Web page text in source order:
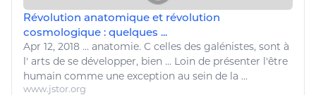
Révolution anatomique et révolution
cosmologique : quelques ...
Apr 12, 2018 ... anatomie. C celles des galénistes, sont à
l' arts de se développer, bien ... Loin de présenter l'être
humain comme une exception au sein de la ...
www.jstor.org